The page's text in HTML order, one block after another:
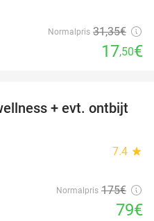
Normalpris 31,35€
17,50€
55%
+ evt. ontbijt
7.4 star
Normalpris 175€
79€